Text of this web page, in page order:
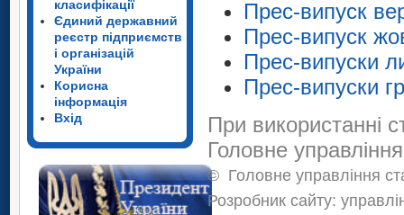
класифікації
Єдиний державний
реєстр підприємств
і організацій
України
Корисна
інформація
Вхід
Прес-випуск
Прес-випуск
Прес-випуски
Прес-випуски
При використанні
Головне
© Головне управління
Розробник сайту: